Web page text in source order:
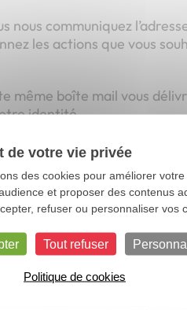
communiquez
les actions que vous
même boîte mail vous
identité.
traitons votre demande
vos
de votre vie privée
des cookies pour améliorer votre
et proposer des contenus
refuser ou personnaliser vos
Tout refuser
Politique de cookies